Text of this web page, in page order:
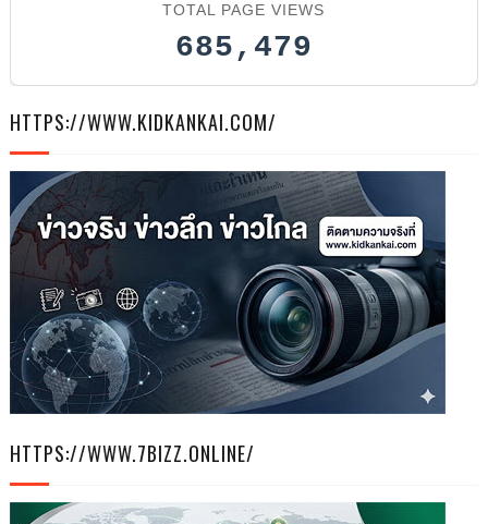
TOTAL PAGE VIEWS
685,479
HTTPS://WWW.KIDKANKAI.COM/
HTTPS://WWW.7BIZZ.ONLINE/